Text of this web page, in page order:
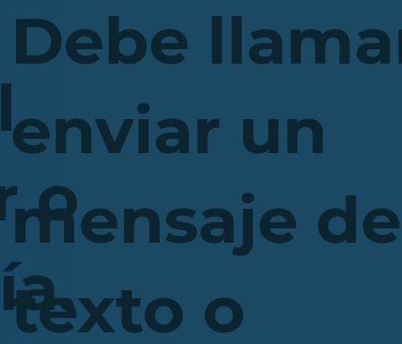
o
Debe
enviar un
mensaje de
texto o